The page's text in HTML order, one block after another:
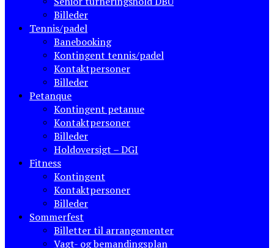
Billeder
Tennis/padel
Banebooking
Kontingent tennis/padel
Kontaktpersoner
Billeder
Petanque
Kontingent petanue
Kontaktpersoner
Billeder
Holdoversigt – DGI
Fitness
Kontingent
Kontaktpersoner
Billeder
Sommerfest
Billetter til arrangementer
Vagt- og bemandingsplan